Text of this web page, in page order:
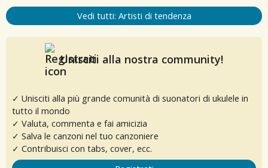
Vedi tutti: Artisti di tendenza
Unisciti alla nostra community!
✓ Unisciti alla più grande comunità di suonatori di ukulele in
tutto il mondo
✓ Valuta, commenta e fai amicizia
✓ Salva le canzoni nel tuo canzoniere
✓ Contribuisci con tabs, cover, ecc.